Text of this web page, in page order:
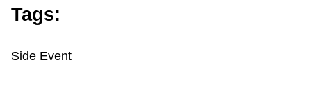
Tags:
Side Event